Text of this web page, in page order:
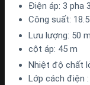
Điện áp: 3 pha
Công suất:
Lưu lượng: 50 m
cột áp: 45 m
Nhiệt độ chất
Lớp cách điện